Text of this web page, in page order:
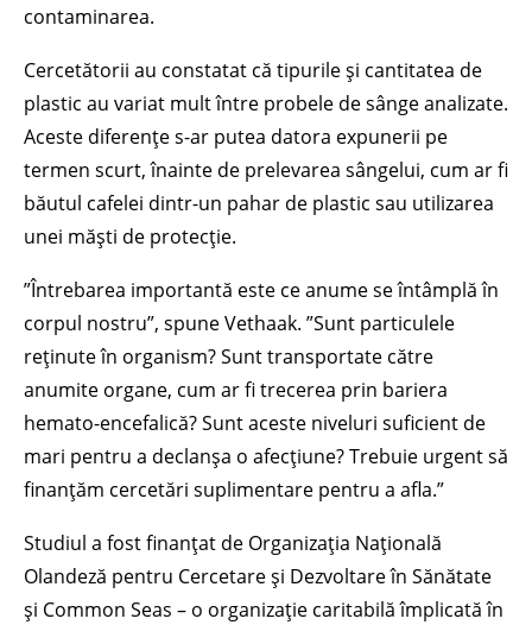
contaminarea.
Cercetătorii au constatat că tipurile și cantitatea de
plastic au variat mult între probele de sânge analizate.
Aceste diferențe s-ar putea datora expunerii pe
termen scurt, înainte de prelevarea sângelui, cum ar fi
băutul cafelei dintr-un pahar de plastic sau utilizarea
unei măști de protecție.
”Întrebarea importantă este ce anume se întâmplă în
corpul nostru”, spune Vethaak. ”Sunt particulele
reținute în organism? Sunt transportate către
anumite organe, cum ar fi trecerea prin bariera
hemato-encefalică? Sunt aceste niveluri suficient de
mari pentru a declanșa o afecțiune? Trebuie urgent să
finanțăm cercetări suplimentare pentru a afla.”
Studiul a fost finanțat de Organizația Națională
Olandeză pentru Cercetare și Dezvoltare în Sănătate
și Common Seas – o organizație caritabilă împlicată în